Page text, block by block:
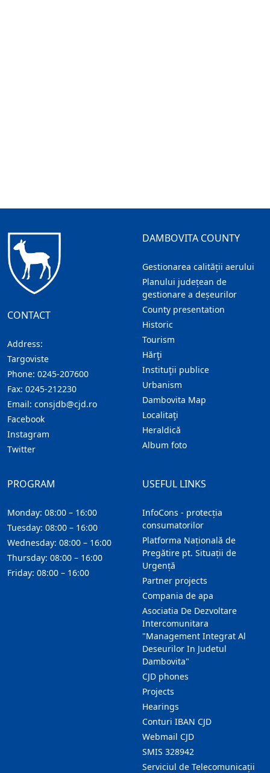
CONTACT
Address:
Targoviste
Phone: 0245-207600
Fax: 0245-212230
Email: consjdb@cjd.ro
Facebook
Instagram
Twitter
DAMBOVITA COUNTY
Gestionarea calității aerului
Planului județean de
gestionare a deșeurilor
County presentation
Historic
Tourism
Hărţi
Instituţii publice
Urbanism
Dambovita Map
Localitaţi
Heraldică
Album foto
USEFUL LINKS
InfoCons - protecția
consumatorilor
Platforma Națională de
Pregătire pt. Situații de
Urgență
Partner projects
Compania de apa
Asociatia De Dezvoltare
Intercomunitara
"Management Integrat Al
Deseurilor In Judetul
Dambovita"
CJD phones
Projects
Hearings
Conturi IBAN CJD
Webmail CJD
SMIS 328942
Serviciul de Telecomunicații
PROGRAM
Monday: 08:00 – 16:00
Tuesday: 08:00 – 16:00
Wednesday: 08:00 – 16:00
Thursday: 08:00 – 16:00
Friday: 08:00 – 16:00